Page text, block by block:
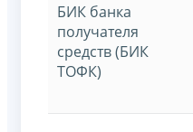
БИК банка
получателя
средств (БИК
ТОФК)